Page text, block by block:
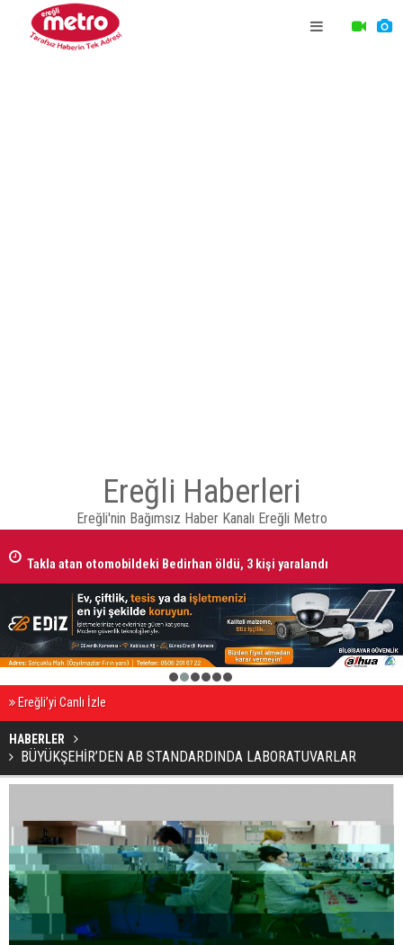
Ereğli Haberleri
Ereğli'nin Bağımsız Haber Kanalı Ereğli Metro
Takla atan otomobildeki Bedirhan öldü, 3 kişi yaralandı
2 3 4 5 6
Ereğli’yi Canlı İzle
HABERLER
BÜYÜKŞEHİR’DEN AB STANDARDINDA LABORATUVARLAR